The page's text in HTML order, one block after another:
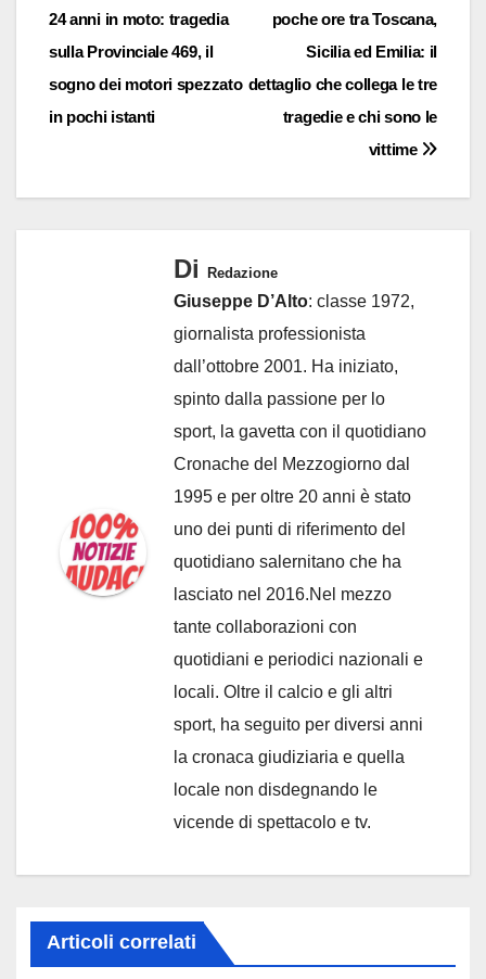
articoli
poche ore tra Toscana,
Sicilia ed Emilia: il
dettaglio che collega le tre
tragedie e chi sono le
vittime
24 anni in moto: tragedia
sulla Provinciale 469, il
sogno dei motori spezzato
in pochi istanti
Di Redazione
Giuseppe D’Alto: classe 1972,
giornalista professionista
dall’ottobre 2001. Ha iniziato,
spinto dalla passione per lo
sport, la gavetta con il quotidiano
Cronache del Mezzogiorno dal
1995 e per oltre 20 anni è stato
uno dei punti di riferimento del
quotidiano salernitano che ha
lasciato nel 2016.Nel mezzo
tante collaborazioni con
quotidiani e periodici nazionali e
locali. Oltre il calcio e gli altri
sport, ha seguito per diversi anni
la cronaca giudiziaria e quella
locale non disdegnando le
vicende di spettacolo e tv.
Articoli correlati